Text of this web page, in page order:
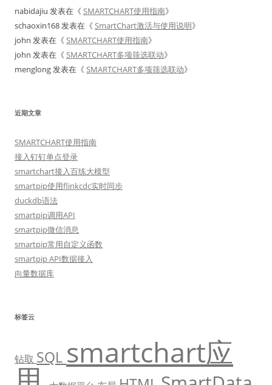
nabidajiu 发表在《 SMARTCHART使用指南》
schaoxin168发表在《 SmartChart激活与使用说明》
john 发表在《 SMARTCHART使用指南》
john 发表在《 SMARTCHART多项筛选联动》
menglong发表在《 SMARTCHART多项筛选联动》
近期文章
SMARTCHART使用指南
接入钉钉单点登录
smartchart接入百练大模型
smartpip使用flinkcdc实时同步
duckdb语法
smartpip调用API
smartpip微信消息
smartpip常用自定义函数
smartpip API数据接入
向量数据库
标签云
钻取 SQL smartchart应